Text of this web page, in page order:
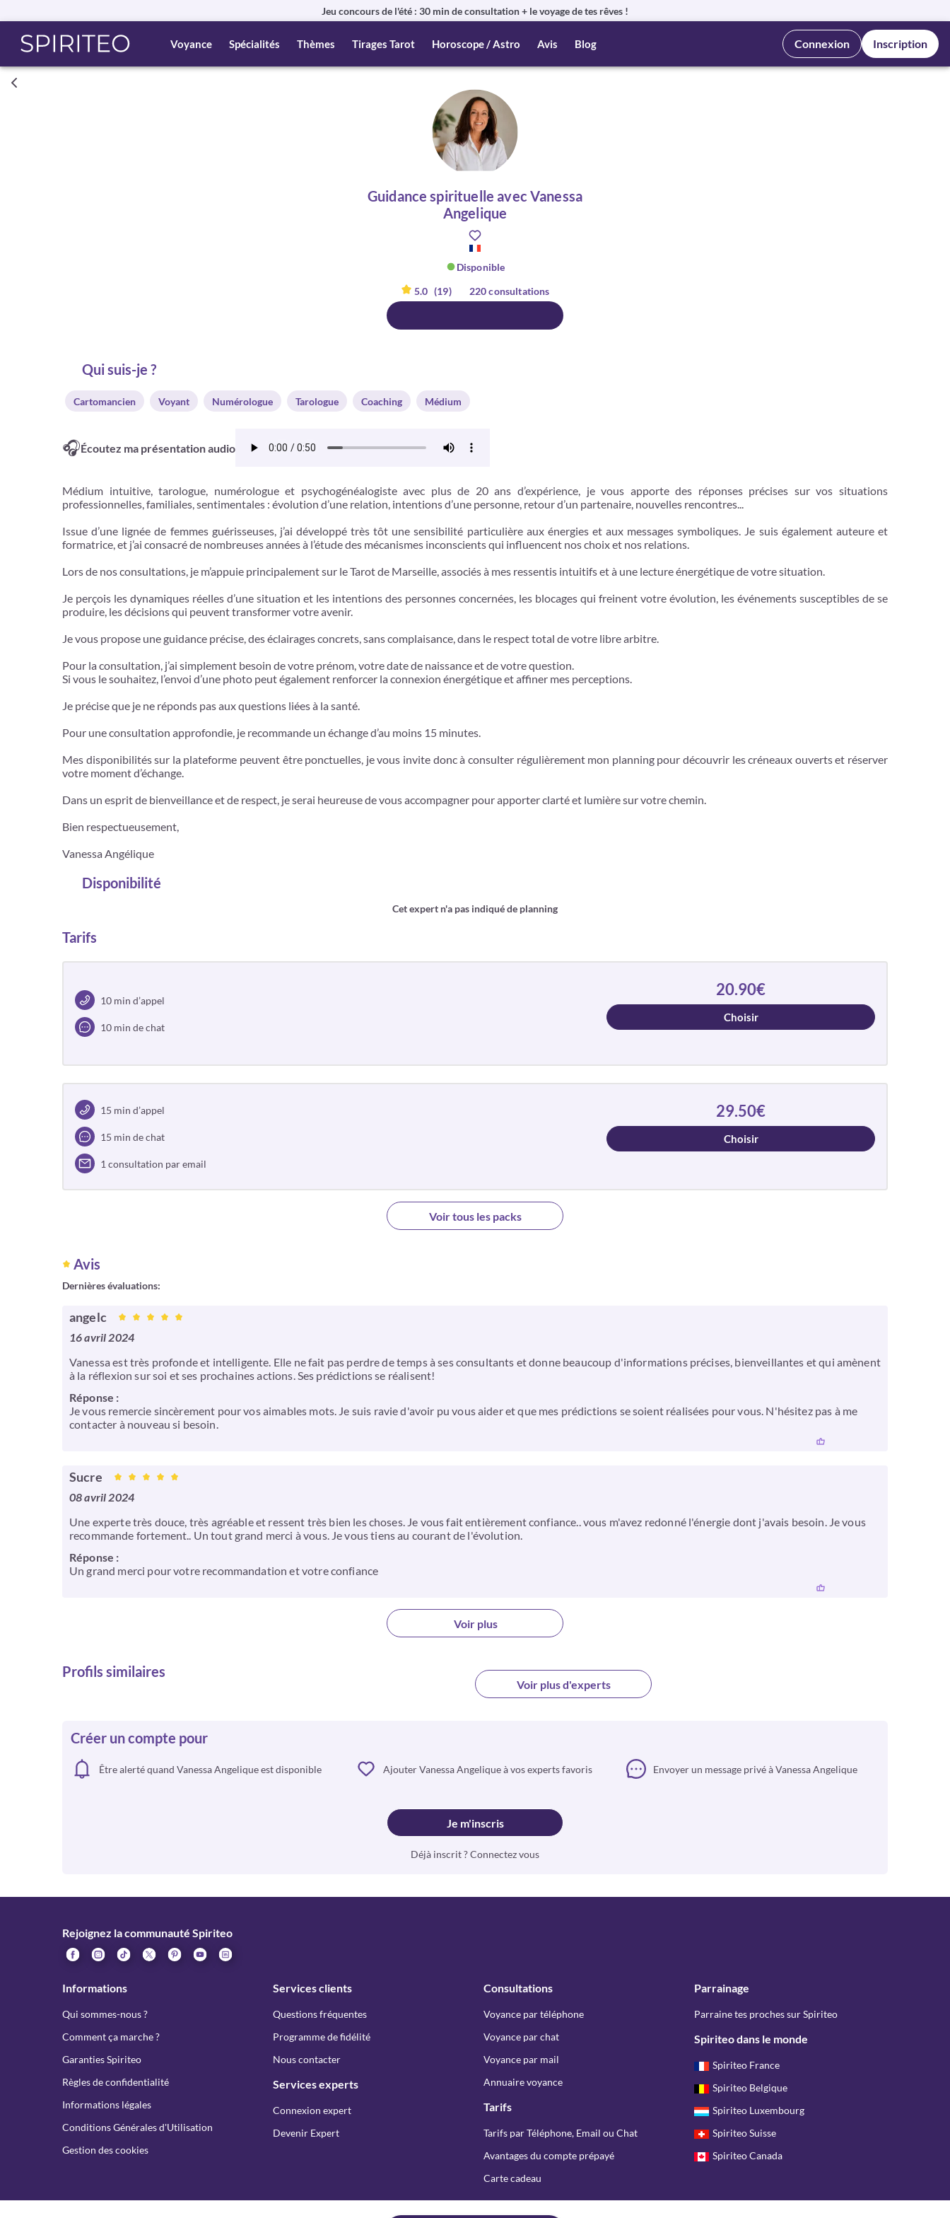
Jeu concours de l'été : 30 min de consultation + le voyage de tes rêves !
Voyance Spécialités Thèmes Tirages Tarot Horoscope / Astro Avis Blog Connexion Inscription
Guidance spirituelle avec Vanessa
Angelique
Disponible
5.0 (19) 220 consultations
Qui suis-je ?
Cartomancien Voyant Numérologue Tarologue Coaching Médium
🎧Écoutez ma présentation audio
Médium intuitive, tarologue, numérologue et psychogénéalogiste avec plus de 20 ans d’expérience, je vous apporte des réponses précises sur vos situations
professionnelles, familiales, sentimentales : évolution d’une relation, intentions d’une personne, retour d’un partenaire, nouvelles rencontres...
Issue d’une lignée de femmes guérisseuses, j’ai développé très tôt une sensibilité particulière aux énergies et aux messages symboliques. Je suis également auteure et
formatrice, et j’ai consacré de nombreuses années à l’étude des mécanismes inconscients qui influencent nos choix et nos relations.
Lors de nos consultations, je m’appuie principalement sur le Tarot de Marseille, associés à mes ressentis intuitifs et à une lecture énergétique de votre situation.
Je perçois les dynamiques réelles d’une situation et les intentions des personnes concernées, les blocages qui freinent votre évolution, les événements susceptibles de se
produire, les décisions qui peuvent transformer votre avenir.
Je vous propose une guidance précise, des éclairages concrets, sans complaisance, dans le respect total de votre libre arbitre.
Pour la consultation, j’ai simplement besoin de votre prénom, votre date de naissance et de votre question.
Si vous le souhaitez, l’envoi d’une photo peut également renforcer la connexion énergétique et affiner mes perceptions.
Je précise que je ne réponds pas aux questions liées à la santé.
Pour une consultation approfondie, je recommande un échange d’au moins 15 minutes.
Mes disponibilités sur la plateforme peuvent être ponctuelles, je vous invite donc à consulter régulièrement mon planning pour découvrir les créneaux ouverts et réserver
votre moment d’échange.
Dans un esprit de bienveillance et de respect, je serai heureuse de vous accompagner pour apporter clarté et lumière sur votre chemin.
Bien respectueusement,
Vanessa Angélique
Disponibilité
Cet expert n'a pas indiqué de planning
Tarifs
10 min d’appel
10 min de chat
20.90€
Choisir
15 min d’appel
15 min de chat
1 consultation par email
29.50€
Choisir
Voir tous les packs
Avis
Dernières évaluations:
angelc
16 avril 2024
Vanessa est très profonde et intelligente. Elle ne fait pas perdre de temps à ses consultants et donne beaucoup d'informations précises, bienveillantes et qui amènent
à la réflexion sur soi et ses prochaines actions. Ses prédictions se réalisent!
Réponse :
Je vous remercie sincèrement pour vos aimables mots. Je suis ravie d'avoir pu vous aider et que mes prédictions se soient réalisées pour vous. N'hésitez pas à me
contacter à nouveau si besoin.
Sucre
08 avril 2024
Une experte très douce, très agréable et ressent très bien les choses. Je vous fait entièrement confiance.. vous m'avez redonné l'énergie dont j'avais besoin. Je vous
recommande fortement.. Un tout grand merci à vous. Je vous tiens au courant de l'évolution.
Réponse :
Un grand merci pour votre recommandation et votre confiance
Voir plus
Profils similaires
Voir plus d'experts
Créer un compte pour
Être alerté quand Vanessa Angelique est disponible Ajouter Vanessa Angelique à vos experts favoris Envoyer un message privé à Vanessa Angelique
Je m'inscris
Déjà inscrit ? Connectez vous
Rejoignez la communauté Spiriteo
Informations
Qui sommes-nous ?
Comment ça marche ?
Garanties Spiriteo
Règles de confidentialité
Informations légales
Conditions Générales d'Utilisation
Gestion des cookies
Services clients
Questions fréquentes
Programme de fidélité
Nous contacter
Services experts
Connexion expert
Devenir Expert
Consultations
Voyance par téléphone
Voyance par chat
Voyance par mail
Annuaire voyance
Tarifs
Tarifs par Téléphone, Email ou Chat
Avantages du compte prépayé
Carte cadeau
Parrainage
Parraine tes proches sur Spiriteo
Spiriteo dans le monde
Spiriteo France
Spiriteo Belgique
Spiriteo Luxembourg
Spiriteo Suisse
Spiriteo Canada